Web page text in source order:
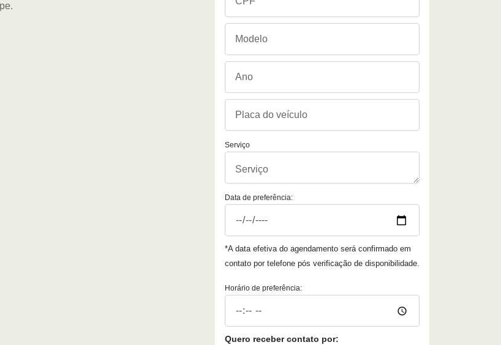
Serviço
Data de preferência:
*A data efetiva do agendamento será confirmado em
contato por telefone pós verificação de disponibilidade.
Horário de preferência:
Quero receber contato por: